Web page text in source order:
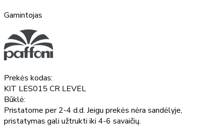
Gamintojas
Prekės kodas:
KIT LES015 CR LEVEL
Būklė:
Pristatome per 2-4 d.d. Jeigu prekės nėra sandėlyje,
pristatymas gali užtrukti iki 4-6 savaičių.